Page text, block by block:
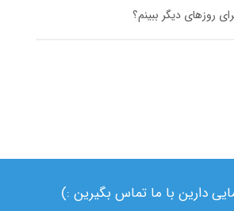
روزهای دیگر ببینم؟
دارین با ما تماس بگیرین :)